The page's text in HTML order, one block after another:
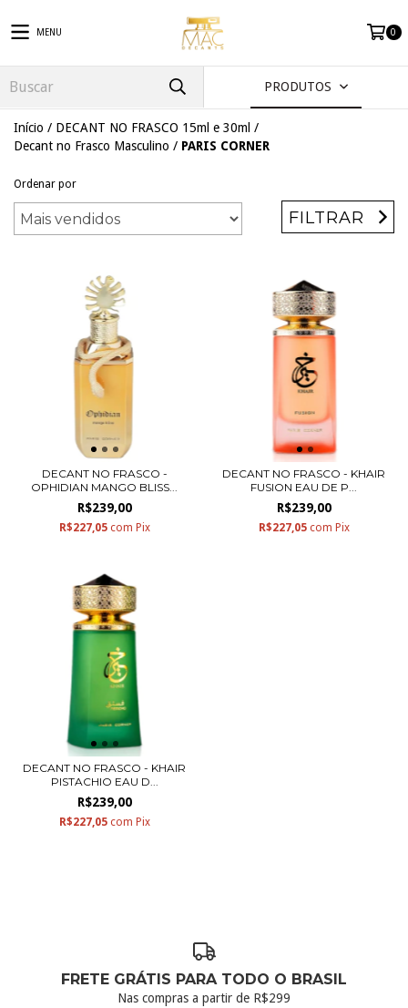
MENU 0
PRODUTOS
Início / DECANT NO FRASCO 15ml e 30ml /
Decant no Frasco Masculino / PARIS CORNER
Ordenar por
FILTRAR
DECANT NO FRASCO -
OPHIDIAN MANGO BLISS...
R$239,00
R$227,05 com Pix
DECANT NO FRASCO - KHAIR
FUSION EAU DE P...
R$239,00
R$227,05 com Pix
DECANT NO FRASCO - KHAIR
PISTACHIO EAU D...
R$239,00
R$227,05 com Pix
FRETE GRÁTIS PARA TODO O BRASIL
Nas compras a partir de R$299